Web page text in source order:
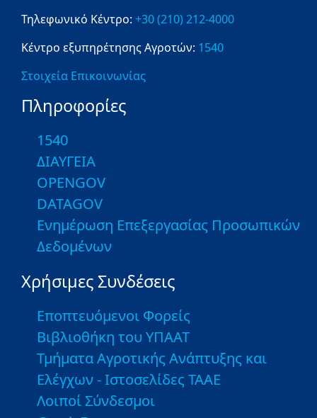
Τηλεφωνικό Κέντρο: +30 (210) 212-4000
Κέντρο εξυπηρέτησης Αγροτών: 1540
Στοιχεία Επικοινωνίας
Πληροφορίες
1540
ΔΙΑΥΓΕΙΑ
OPENGOV
DATAGOV
Ενημέρωση Επεξεργασίας Προσωπικών
Δεδομένων
Χρήσιμες Συνδέσεις
Εποπτευόμενοι Φορείς
Βιβλιοθήκη του ΥΠΑΑΤ
Τμήματα Αγροτικής Ανάπτυξης και
Ελέγχων - Ιστοσελίδες ΤΑΑΕ
Λοιποί Σύνδεσμοι